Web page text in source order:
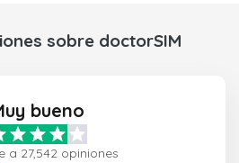
sobre doctorSIM
bueno
a 27,542 opiniones